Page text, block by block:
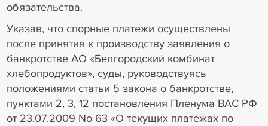
обязательства.
Указав, что спорные платежи осуществлены
после принятия к производству заявления о
банкротстве АО «Белгородский комбинат
хлебопродуктов», суды, руководствуясь
положениями статьи 5 закона о банкротстве,
пунктами 2, 3, 12 постановления Пленума ВАС РФ
от 23.07.2009 No 63 «О текущих платежах по